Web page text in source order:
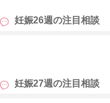
妊娠26週の注目相談
妊娠27週の注目相談